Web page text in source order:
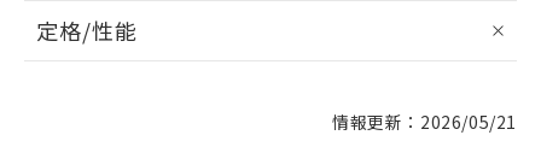
定格/性能
情報更新：2026/05/21